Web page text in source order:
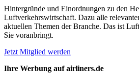
Hintergründe und Einordnungen zu den
Luftverkehrswirtschaft. Dazu alle
aktuellen Themen der Branche. Das ist
Sie voranbringt.
Jetzt Mitglied werden
Ihre Werbung auf airliners.de